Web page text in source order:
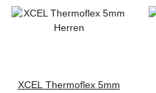
XCEL Thermoflex 5mm